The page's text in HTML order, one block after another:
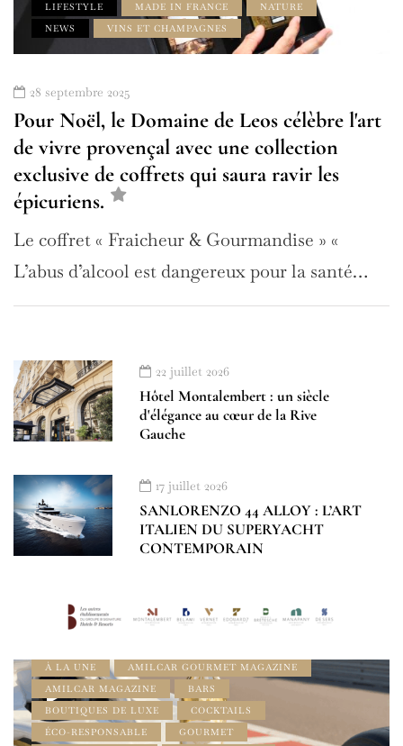
LIFESTYLE
MADE IN FRANCE
NATURE
NEWS
VINS ET CHAMPAGNES
28 septembre 2025
Pour Noël, le Domaine de Leos célèbre l'art
de vivre provençal avec une collection
exclusive de coffrets qui saura ravir les
épicuriens.
Le coffret « Fraicheur & Gourmandise » «
L’abus d’alcool est dangereux pour la santé…
22 juillet 2026
Hôtel Montalembert : un siècle
d'élégance au cœur de la Rive
Gauche
17 juillet 2026
SANLORENZO 44 ALLOY : L’ART
ITALIEN DU SUPERYACHT
CONTEMPORAIN
À LA UNE
AMILCAR GOURMET MAGAZINE
AMILCAR MAGAZINE
BARS
BOUTIQUES DE LUXE
COCKTAILS
ÉCO-RESPONSABLE
GOURMET